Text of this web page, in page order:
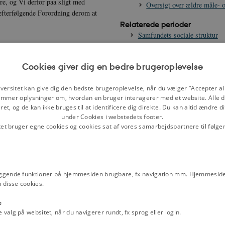
Forordning derom at
saa ville Vi allernaadigst,
nemlig: Vores Civil-Betiente,
Betalingens-Terminer
deres Qvittering af vores Zahl-
Indkomster en pro Cento
og determinere.
til dette gudelige Verks
Kiærlighed imod deres fattige og
til en vis Tid med noget
nødtørftig Ophold: Til
indskrive hvad hand aarlig, som
er forfalden, skal de Fattiges
Oversigt over ældre måle-
Relaterede perioder
Samfundets sociale struktur
1700-tallet Enevælde Fattigforsorg
velfærdsstaten Kirke og religion
Reformationen
Cookies giver dig en bedre brugeroplevelse
kan give dig den bedste brugeroplevelse, når du vælger ”Accepter
oplysninger om, hvordan en bruger interagerer med et website. Alle
og de kan ikke bruges til at identificere dig direkte. Du kan altid ændre
under Cookies i webstedets footer.
bruger egne cookies og cookies sat af vores samarbejdspartnere til
funktioner på hjemmesiden brugbare, fx navigation mm.
disse cookies.
valg på websitet, når du navigerer rundt, fx sprog eller login.